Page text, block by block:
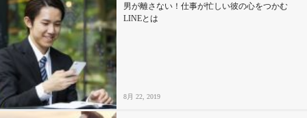
男が離さない！仕事が忙しい彼の心をつかむ
LINEとは
8月 22, 2019